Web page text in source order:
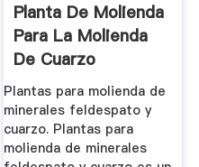
Planta De Molienda
Para La Molienda
De Cuarzo
Plantas para molienda de
minerales feldespato y
cuarzo. Plantas para
molienda de minerales